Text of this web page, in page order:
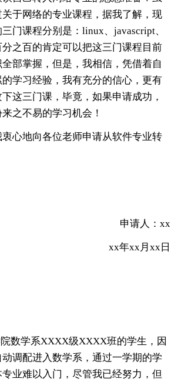
于网络的专业课程，据我了解，现
门课程分别是：linux、javascript、
之百的肯定可以把这三门课程目前
部掌握，但是，我相信，凭借着自
学习经验，我有充分的信心，更有
这三门课，毕竟，如果申请成功，
之不易的学习机会！
地向各位老师申请从软件专业转
申请人：xx
xx年xx月xx日
学系XXXX级XXXX班的学生，因
调配进入数学系，通过一学期的学
业难以入门，尽管我已经努力，但